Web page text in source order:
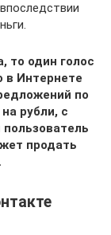
то один голос
в Интернете
по
рубли, с
продать